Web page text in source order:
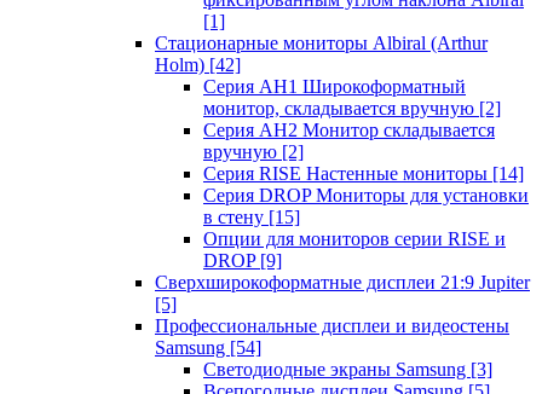
[1]
Стационарные мониторы Albiral (Arthur
Holm) [42]
Серия AH1 Широкоформатный
монитор, складывается вручную [2]
Серия AH2 Монитор складывается
вручную [2]
Серия RISE Настенные мониторы [14]
Серия DROP Мониторы для установки
в стену [15]
Опции для мониторов серии RISE и
DROP [9]
Сверхширокоформатные дисплеи 21:9 Jupiter
[5]
Профессиональные дисплеи и видеостены
Samsung [54]
Светодиодные экраны Samsung [3]